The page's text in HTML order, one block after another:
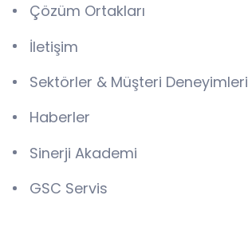
Çözüm Ortakları
İletişim
Sektörler & Müşteri Deneyimleri
Haberler
Sinerji Akademi
GSC Servis